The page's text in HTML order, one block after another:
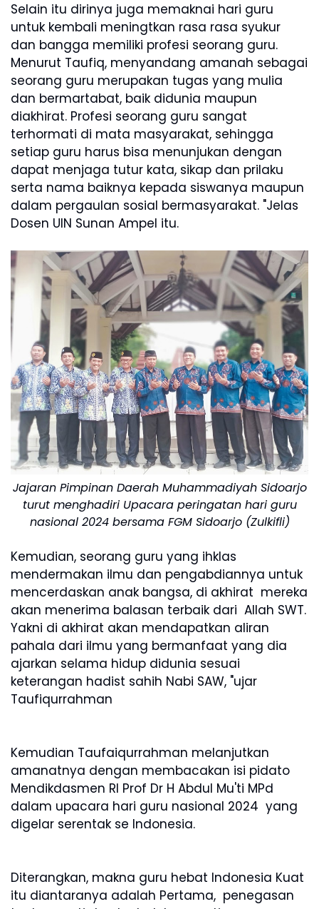
Selain itu dirinya juga memaknai hari guru
untuk kembali meningtkan rasa rasa syukur
dan bangga memiliki profesi seorang guru.
Menurut Taufiq, menyandang amanah sebagai
seorang guru merupakan tugas yang mulia
dan bermartabat, baik didunia maupun
diakhirat. Profesi seorang guru sangat
terhormati di mata masyarakat, sehingga
setiap guru harus bisa menunjukan dengan
dapat menjaga tutur kata, sikap dan prilaku
serta nama baiknya kepada siswanya maupun
dalam pergaulan sosial bermasyarakat. "Jelas
Dosen UIN Sunan Ampel itu.
Jajaran Pimpinan Daerah Muhammadiyah Sidoarjo
turut menghadiri Upacara peringatan hari guru
nasional 2024 bersama FGM Sidoarjo (Zulkifli)
Kemudian, seorang guru yang ihklas
mendermakan ilmu dan pengabdiannya untuk
mencerdaskan anak bangsa, di akhirat mereka
akan menerima balasan terbaik dari Allah SWT.
Yakni di akhirat akan mendapatkan aliran
pahala dari ilmu yang bermanfaat yang dia
ajarkan selama hidup didunia sesuai
keterangan hadist sahih Nabi SAW, "ujar
Taufiqurrahman
Kemudian Taufaiqurrahman melanjutkan
amanatnya dengan membacakan isi pidato
Mendikdasmen RI Prof Dr H Abdul Mu'ti MPd
dalam upacara hari guru nasional 2024 yang
digelar serentak se Indonesia.
Diterangkan, makna guru hebat Indonesia Kuat
itu diantaranya adalah Pertama, penegasan